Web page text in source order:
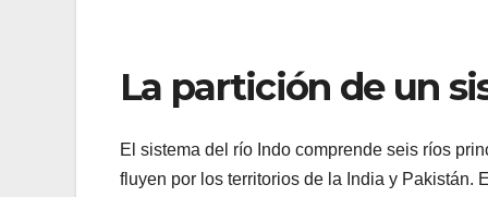
La partición de un
El sistema del río Indo comprende seis ríos
fluyen por los territorios de la India y Pakistán.